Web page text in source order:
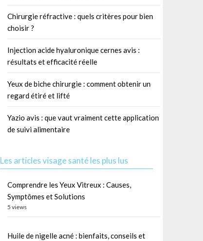
Chirurgie réfractive : quels critères pour bien
choisir ?
Injection acide hyaluronique cernes avis :
résultats et efficacité réelle
Yeux de biche chirurgie : comment obtenir un
regard étiré et lifté
Yazio avis : que vaut vraiment cette application
de suivi alimentaire
Les articles visage santé les plus lus
Comprendre les Yeux Vitreux : Causes,
Symptômes et Solutions
5 views
Huile de nigelle acné : bienfaits, conseils et